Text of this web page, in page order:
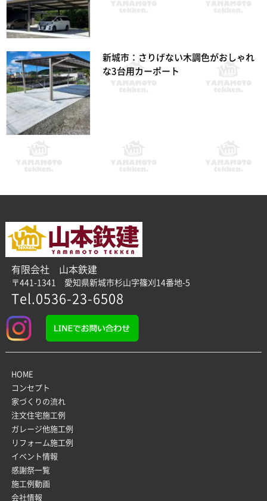
新城市：さりげない木調色がおしゃれ
な3台用カーポート
有限会社 山本鉄建
〒441-1341 愛知県新城市杉山字篠刈14番地-5
Tel.0536-23-6508
HOME
コンセプト
家づくりの流れ
注文住宅施工例
ガレージ他施工例
リフォーム施工例
イベント情報
感謝祭一覧
施工例動画
会社情報